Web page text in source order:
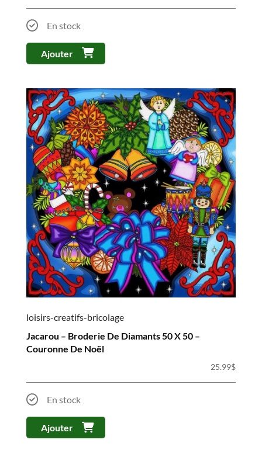
En stock
Ajouter
loisirs-creatifs-bricolage
Jacarou – Broderie De Diamants 50 X 50 –
Couronne De Noël
25.99$
En stock
Ajouter